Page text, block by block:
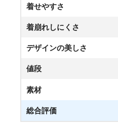
着せやすさ
着崩れしにくさ
デザインの美しさ
値段
素材
総合評価